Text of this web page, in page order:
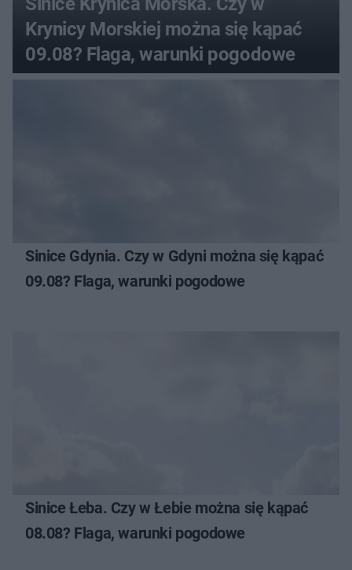
Krynicy Morskiej można się kąpać
09.08? Flaga, warunki pogodowe
Sinice Gdynia. Czy w Gdyni można się kąpać
09.08? Flaga, warunki pogodowe
Sinice Łeba. Czy w Łebie można się kąpać
08.08? Flaga, warunki pogodowe